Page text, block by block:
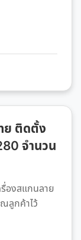
ย ติดตั้ง
จำนวน
องสแกนลาย
ลูกค้าไว้